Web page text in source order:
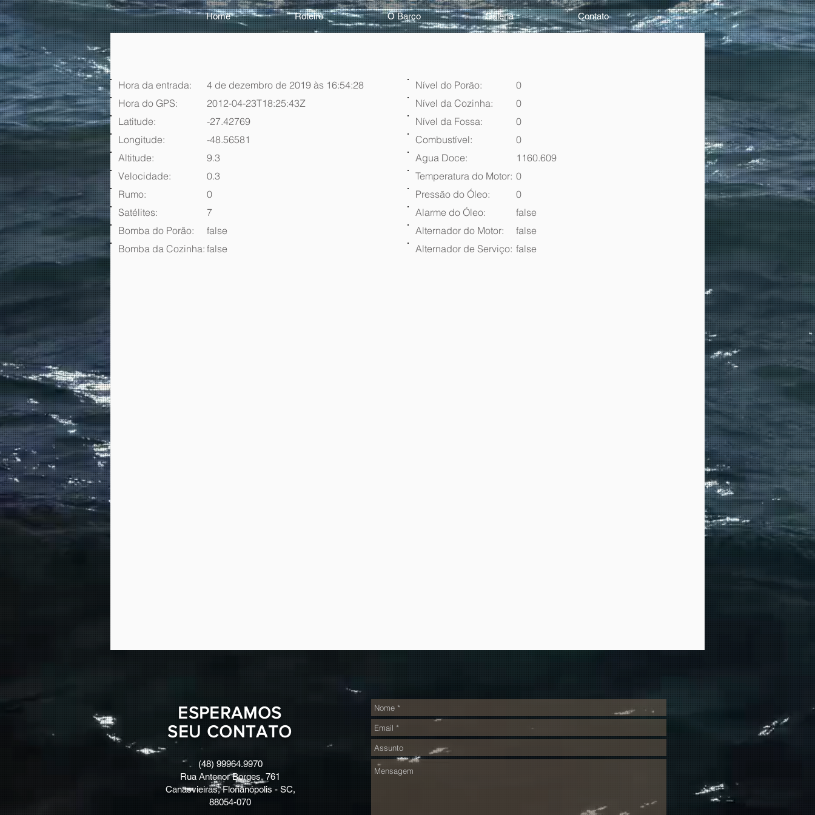
Home Roteiro O Barco Galeria Contato
Hora da entrada:
4 de dezembro de 2019 às 16:54:28
Hora do GPS:
2012-04-23T18:25:43Z
Latitude:
-27.42769
Longitude:
-48.56581
Altitude:
9.3
Velocidade:
0.3
Rumo:
0
Satélites:
7
Bomba do Porão:
false
Bomba da Cozinha: false
Nível do Porão:
0
Nível da Cozinha:
0
Nível da Fossa:
0
Combustível:
0
Agua Doce:
1160.609
Temperatura do Motor: 0
Pressão do Óleo:
0
Alarme do Óleo:
false
Alternador do Motor:
false
Alternador de Serviço: false
ESPERAMOS
SEU CONTATO
(48) 99964.9970
Rua Antenor Borges, 761
Canasvieiras, Florianópolis - SC,
88054-070